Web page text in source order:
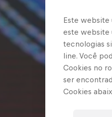
Este website
este website
tecnologias
line. Você
Cookies no
ser
Cookies